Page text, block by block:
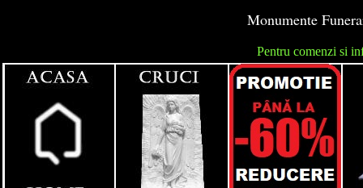
Monumente
Pentru comenzi si